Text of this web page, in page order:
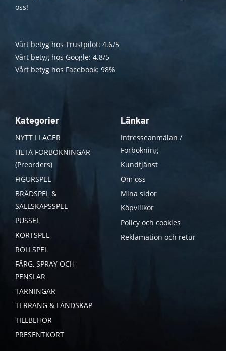
oss!
Vårt betyg hos Trustpilot: 4.6/5
Vårt betyg hos Google: 4.8/5
Vårt betyg hos Facebook: 98%
Kategorier
NYTT I LAGER
HETA FÖRBOKNINGAR
(Preorders)
FIGURSPEL
BRÄDSPEL &
SÄLLSKAPSSPEL
PUSSEL
KORTSPEL
ROLLSPEL
FÄRG, SPRAY OCH
PENSLAR
TÄRNINGAR
TERRÄNG & LANDSKAP
TILLBEHÖR
PRESENTKORT
Länkar
Intresseanmälan /
Förbokning
Kundtjänst
Om oss
Mina sidor
Köpvillkor
Policy och cookies
Reklamation och retur